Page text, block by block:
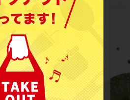
ーココ）
－６－２
報をコピー